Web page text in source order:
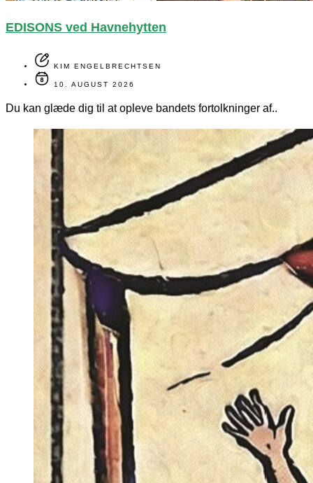
EDISONS ved Havnehytten
KIM ENGELBRECHTSEN
10. AUGUST 2026
Du kan glæde dig til at opleve bandets fortolkninger af..